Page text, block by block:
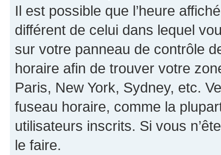
Il est possible que l’heure
différent de celui dans lequel
sur votre panneau de contrôle
horaire afin de trouver votre
Paris, New York, Sydney, etc.
fuseau horaire, comme la
utilisateurs inscrits. Si vous
le faire.